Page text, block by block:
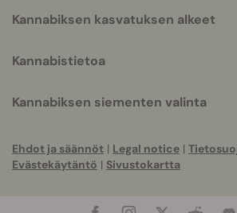
Kannabiksen kasvatuksen alkeet
Kannabistietoa
Kannabiksen siementen valinta
Ehdot ja säännöt | Legal notice |
Evästekäytäntö | Sivustokartta